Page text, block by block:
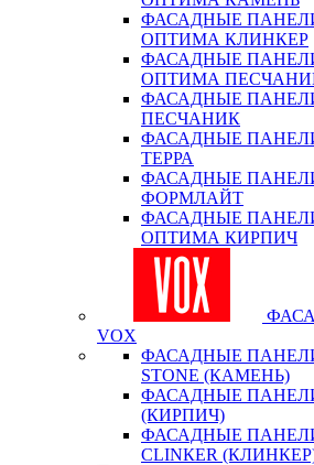
ФАСАДНЫЕ
ОПТИМА КЛИНКЕР
ФАСАДНЫЕ
ОПТИМА
ФАСАДНЫЕ
ПЕСЧАНИК
ФАСАДНЫЕ
ТЕРРА
ФАСАДНЫЕ
ФОРМЛАЙТ
ФАСАДНЫЕ
ОПТИМА КИРПИЧ
VOX
ФАСАДНЫЕ ПАНЕЛИ
STONE (КАМЕНЬ)
ФАСАДНЫЕ ПАНЕЛИ
(КИРПИЧ)
ФАСАДНЫЕ ПАНЕЛИ
CLINКER